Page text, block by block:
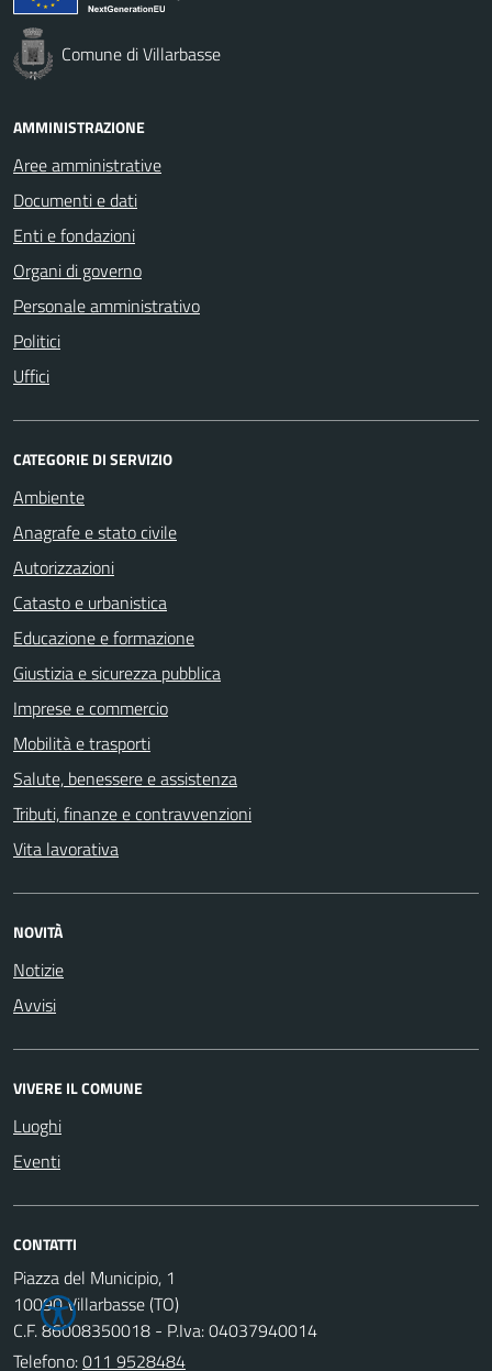
Comune di Villarbasse
AMMINISTRAZIONE
Aree amministrative
Documenti e dati
Enti e fondazioni
Organi di governo
Personale amministrativo
Politici
Uffici
CATEGORIE DI SERVIZIO
Ambiente
Anagrafe e stato civile
Autorizzazioni
Catasto e urbanistica
Educazione e formazione
Giustizia e sicurezza pubblica
Imprese e commercio
Mobilità e trasporti
Salute, benessere e assistenza
Tributi, finanze e contravvenzioni
Vita lavorativa
NOVITÀ
Notizie
Avvisi
VIVERE IL COMUNE
Luoghi
Eventi
CONTATTI
Piazza del Municipio, 1
10090 Villarbasse (TO)
C.F. 86008350018 - P.Iva: 04037940014
Telefono:011 9528484